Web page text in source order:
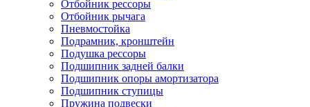
Отбойник рессоры
Отбойник рычага
Пневмостойка
Подрамник, кронштейн
Подушка рессоры
Подшипник задней балки
Подшипник опоры амортизатора
Подшипник ступицы
Пружина подвески